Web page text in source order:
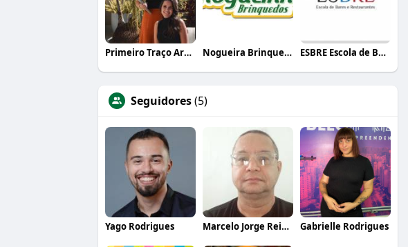
Primeiro Traço Arquitetura Nogueira Brinquedos ESBRE Escola de Bares e Restaurantes
Seguidores(5)
Yago Rodrigues Marcelo Jorge Reis Ferreira Gabrielle Rodrigues